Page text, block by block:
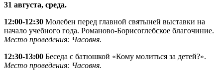
31 августа, среда.
12:00-12:30 Молебен перед главной святыней выставки на
начало учебного года. Романово-Борисоглебское благочиние.
Место проведения: Часовня.
12:30-13:00 Беседа с батюшкой «Кому молиться за детей?».
Место проведения: Часовня.